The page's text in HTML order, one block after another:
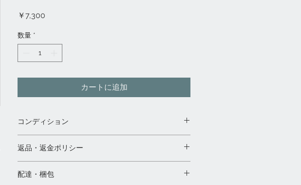
￥7,300
数量 *
カートに追加
コンディション
店」と共通販売のため、商品品切れ及び調達できない場
合は、ご注文をキャンセルさせていただきます。
◇輸入品のため、多少のパッケージのキズ・破れ・折れ
返品・返金ポリシー
日以内にご連絡下さい。
配達・梱包